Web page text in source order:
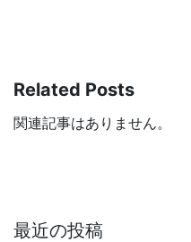
Related Posts
関連記事はありません。
最近の投稿